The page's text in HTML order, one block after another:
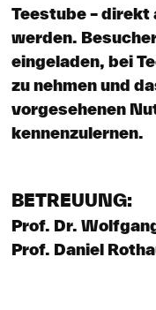
Teestube –
werden.
eingeladen, bei
zu nehmen und
vorgesehenen
kennenzulernen.
BETREUUNG:
Prof. Dr.
Prof. Daniel